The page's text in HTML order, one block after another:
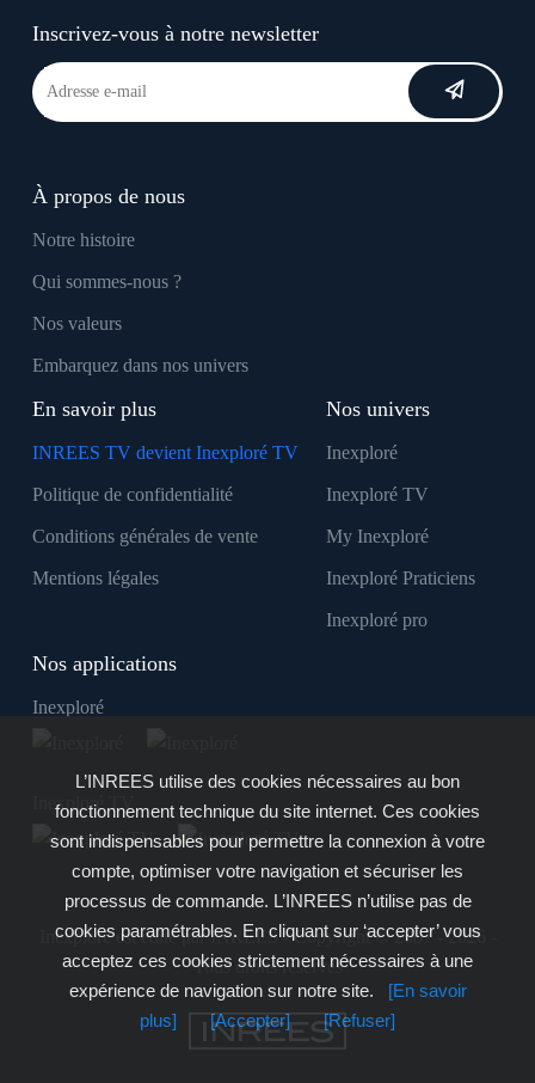
Inscrivez-vous à notre newsletter
À propos de nous
Notre histoire
Qui sommes-nous ?
Nos valeurs
Embarquez dans nos univers
En savoir plus
INREES TV devient Inexploré TV
Politique de confidentialité
Conditions générales de vente
Mentions légales
Nos univers
Inexploré
Inexploré TV
My Inexploré
Inexploré Praticiens
Inexploré pro
Nos applications
Inexploré
Inexploré TV
Inexploré est édité par INREES - Copyright © 2007 - 2026 -
Tous droits réservés
L’INREES utilise des cookies nécessaires au bon
fonctionnement technique du site internet. Ces cookies
sont indispensables pour permettre la connexion à votre
compte, optimiser votre navigation et sécuriser les
processus de commande. L’INREES n’utilise pas de
cookies paramétrables. En cliquant sur ‘accepter’ vous
acceptez ces cookies strictement nécessaires à une
expérience de navigation sur notre site.
[En savoir
plus]
[Accepter] [Refuser]